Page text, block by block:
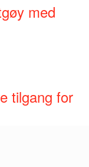
med
tilgang for